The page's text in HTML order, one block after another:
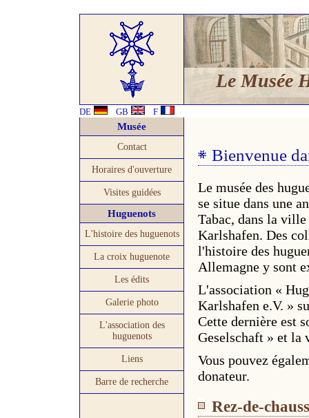
Le Musée
DE GB F
Musée
Contact
Horaires d'ouverture
Visites guidées
Huguenots
L'histoire des huguenots
La croix huguenote
Les édits
Galerie photo
L'association des
huguenots
Liens
Barre de recherche
Bienvenue
Le musée des
se situe dans une
Tabac, dans la
Karlshafen. Des
l'histoire des
Allemagne y sont
L'association «
Karlshafen e.V. »
Cette dernière est
Geselschaft » et la
Vous pouvez
donateur.
Rez-de-